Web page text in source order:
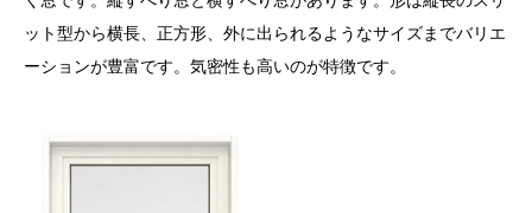
ット型から横長、正方形、外に出られるようなサイズまでバリエ
ーションが豊富です。気密性も高いのが特徴です。